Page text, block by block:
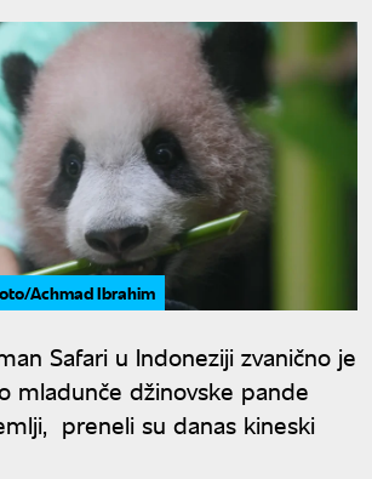
Achmad Ibrahim
Safari u Indoneziji zvanično je
mladunče džinovske pande
preneli su danas kineski